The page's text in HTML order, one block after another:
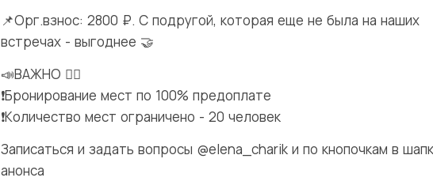
📌Орг.взнос: 2800 ₽. С подругой, которая еще не была на наших
встречах - выгоднее 🤝
📣ВАЖНО ☝🏻
❗️Бронирование мест по 100% предоплате
❗️Количество мест ограничено - 20 человек
Записаться и задать вопросы @elena_charik и по кнопочкам в
анонса